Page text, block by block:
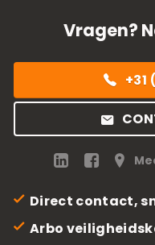
Vragen?
Direct contact,
Arbo